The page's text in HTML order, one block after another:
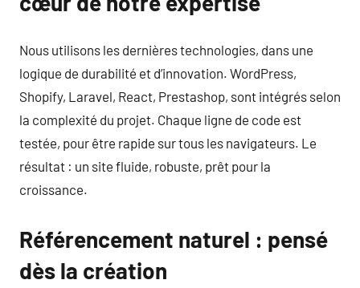
Nous utilisons les dernières technologies, dans une
logique de durabilité et d’innovation. WordPress,
Shopify, Laravel, React, Prestashop, sont intégrés selon
la complexité du projet. Chaque ligne de code est
testée, pour être rapide sur tous les navigateurs. Le
résultat : un site fluide, robuste, prêt pour la
croissance.
Référencement naturel : pensé
dès la création